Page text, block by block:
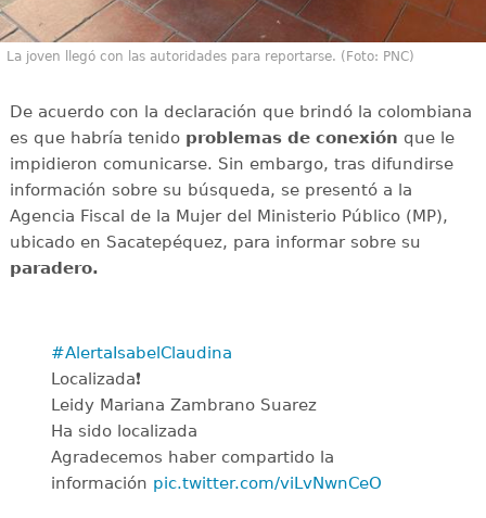
La joven llegó con las autoridades para reportarse. (Foto: PNC)
De acuerdo con la declaración que brindó la colombiana
es que habría tenido problemas de conexión que le
impidieron comunicarse. Sin embargo, tras difundirse
información sobre su búsqueda, se presentó a la
Agencia Fiscal de la Mujer del Ministerio Público (MP),
ubicado en Sacatepéquez, para informar sobre su
paradero.
#AlertaIsabelClaudina
Localizada❗
Leidy Mariana Zambrano Suarez
Ha sido localizada
Agradecemos haber compartido la
información pic.twitter.com/viLvNwnCeO